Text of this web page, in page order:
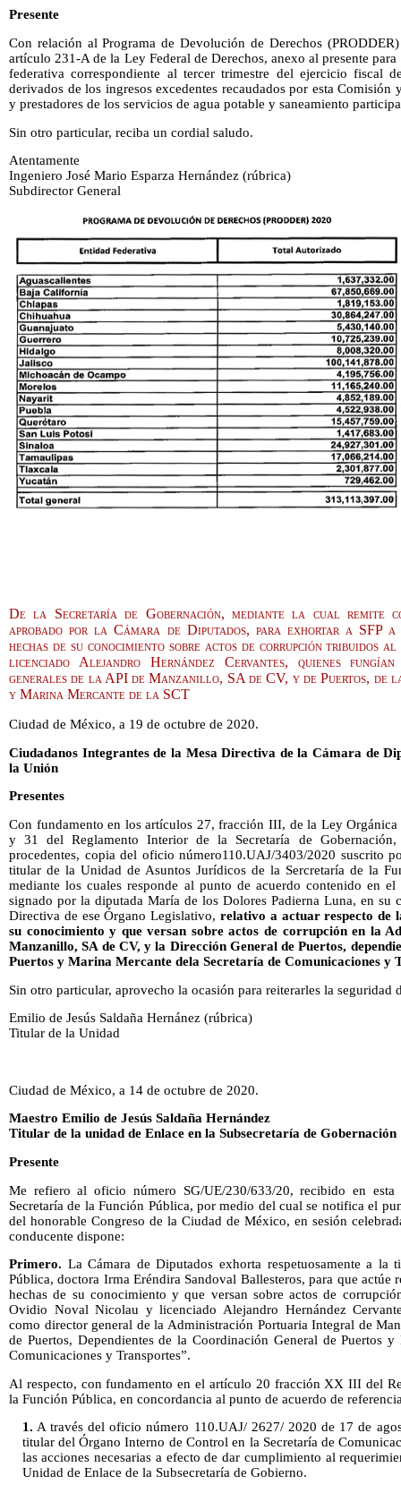
Presente
Con relación al Programa de Devolución de Derechos
artículo 231-A de la Ley Federal de Derechos, anexo al presente
federativa correspondiente al tercer trimestre del ejercicio fiscal
derivados de los ingresos excedentes recaudados por esta
y prestadores de los servicios de agua potable y saneamiento
Sin otro particular, reciba un cordial saludo.
Atentamente
Ingeniero José Mario Esparza Hernández (rúbrica)
Subdirector General
De la Secretaría de Gobernación, mediante la cual remite
aprobado por la Cámara de Diputados, para exhortar a SFP
hechas de su conocimiento sobre actos de corrupción
licenciado Alejandro Hernández Cervantes, quienes fungían
generales de la API de Manzanillo, SA de CV, y de Puertos, de
y Marina Mercante de la SCT
Ciudad de México, a 19 de octubre de 2020.
Ciudadanos Integrantes de la Mesa Directiva de la Cámara de
la Unión
Presentes
Con fundamento en los artículos 27, fracción III, de la Ley
y 31 del Reglamento Interior de la Secretaría de
procedentes, copia del oficio número110.UAJ/3403/2020 suscrito
titular de la Unidad de Asuntos Jurídicos de la Sercretaría de la
mediante los cuales responde al punto de acuerdo contenido en
signado por la diputada María de los Dolores Padierna Luna, en su
Directiva de ese Órgano Legislativo, relativo a actuar respecto de
su conocimiento y que versan sobre actos de corrupción en la
Manzanillo, SA de CV, y la Dirección General de Puertos,
Puertos y Marina Mercante dela Secretaría de Comunicaciones y
Sin otro particular, aprovecho la ocasión para reiterarles la
Emilio de Jesús Saldaña Hernánez (rúbrica)
Titular de la Unidad
Ciudad de México, a 14 de octubre de 2020.
Maestro Emilio de Jesús Saldaña Hernández
Titular de la unidad de Enlace en la Subsecretaría de Gobernación
Presente
Me refiero al oficio número SG/UE/230/633/20, recibido en
Secretaría de la Función Pública, por medio del cual se notifica el
del honorable Congreso de la Ciudad de México, en sesión
conducente dispone:
Primero. La Cámara de Diputados exhorta respetuosamente a la
Pública, doctora Irma Eréndira Sandoval Ballesteros, para que actúe
hechas de su conocimiento y que versan sobre actos de
Ovidio Noval Nicolau y licenciado Alejandro Hernández
como director general de la Administración Portuaria Integral de
de Puertos, Dependientes de la Coordinación General de Puertos
Comunicaciones y Transportes”.
Al respecto, con fundamento en el artículo 20 fracción XX III del
la Función Pública, en concordancia al punto de acuerdo de
1. A través del oficio número 110.UAJ/ 2627/ 2020 de 17 de
titular del Órgano Interno de Control en la Secretaría de
las acciones necesarias a efecto de dar cumplimiento al
Unidad de Enlace de la Subsecretaría de Gobierno.